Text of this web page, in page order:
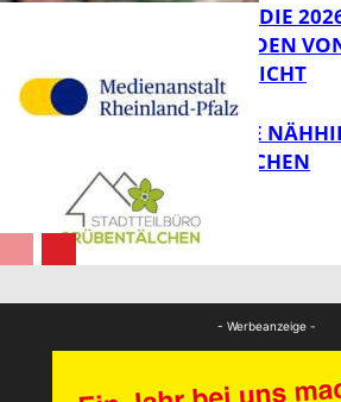
Bildung
JIMPLUS-STUDIE
WOHLBEFINDEN
VERÖFFENTLICHT
KOSTENLOSE
GRÜBENTÄLCHEN
- Werbeanzeige -